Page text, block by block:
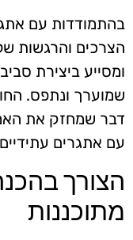
בהתמודדות עם
הצרכים והרגשות
ומסייע ביצירת
שמוערך ונתפס.
דבר שמחזק את
עם אתגרים
הצורך
מתוכננות